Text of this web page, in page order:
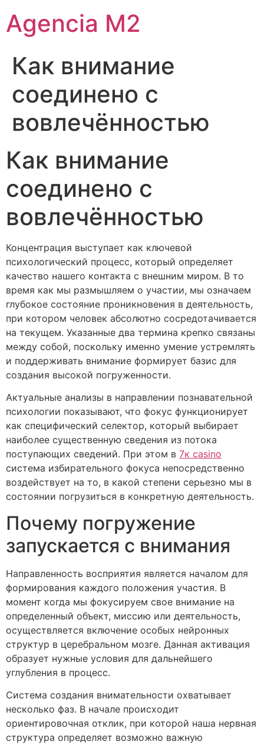
Agencia M2
Как внимание
соединено с
вовлечённостью
Как внимание
соединено с
вовлечённостью
Концентрация выступает как ключевой
психологический процесс, который определяет
качество нашего контакта с внешним миром. В то
время как мы размышляем о участии, мы означаем
глубокое состояние проникновения в деятельность,
при котором человек абсолютно сосредотачивается
на текущем. Указанные два термина крепко связаны
между собой, поскольку именно умение устремлять
и поддерживать внимание формирует базис для
создания высокой погруженности.
Актуальные анализы в направлении познавательной
психологии показывают, что фокус функционирует
как специфический селектор, который выбирает
наиболее существенную сведения из потока
поступающих сведений. При этом в 7к casino
система избирательного фокуса непосредственно
воздействует на то, в какой степени серьезно мы в
состоянии погрузиться в конкретную деятельность.
Почему погружение
запускается с внимания
Направленность восприятия является началом для
формирования каждого положения участия. В
момент когда мы фокусируем свое внимание на
определенный объект, миссию или деятельность,
осуществляется включение особых нейронных
структур в церебральном мозге. Данная активация
образует нужные условия для дальнейшего
углубления в процесс.
Система создания внимательности охватывает
несколько фаз. В начале происходит
ориентировочная отклик, при которой наша нервная
структура определяет возможно важную